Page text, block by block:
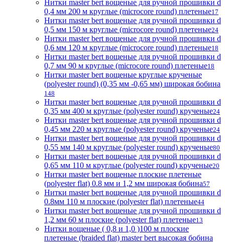
Нитки master bert вощеные для ручной прошивки d
0,4 мм 200 м круглые (microcore round) плетеные17
Нитки master bert вощеные для ручной прошивки d
0,5 мм 150 м круглые (microcore round) плетеные24
Нитки master bert вощеные для ручной прошивки d
0,6 мм 120 м круглые (microcore round) плетеные18
Нитки master bert вощеные для ручной прошивки d
0,7 мм 90 м круглые (microcore round) плетеные18
Нитки master bert вощеные круглые крученые
(polyester round) (0,35 мм -0,65 мм) широкая бобина
148
Нитки master bert вощеные для ручной прошивки d
0,35 мм 400 м круглые (polyester round) крученые24
Нитки master bert вощеные для ручной прошивки d
0,45 мм 220 м круглые (polyester round) крученые24
Нитки master bert вощеные для ручной прошивки d
0,55 мм 140 м круглые (polyester round) крученые80
Нитки master bert вощеные для ручной прошивки d
0,65 мм 110 м круглые (polyester round) крученые20
Нитки master bert вощеные плоские плетеные
(polyester flat) 0.8 мм и 1,2 мм широкая бобина57
Нитки master bert вощеные для ручной прошивки d
0.8мм 110 м плоские (polyester flat) плетеные44
Нитки master bert вощеные для ручной прошивки d
1,2 мм 60 м плоские (polyester flat) плетеные13
Нитки вощеные ( 0,8 и 1,0 )100 м плоские
плетеные (braided flat) master bert высокая бобина